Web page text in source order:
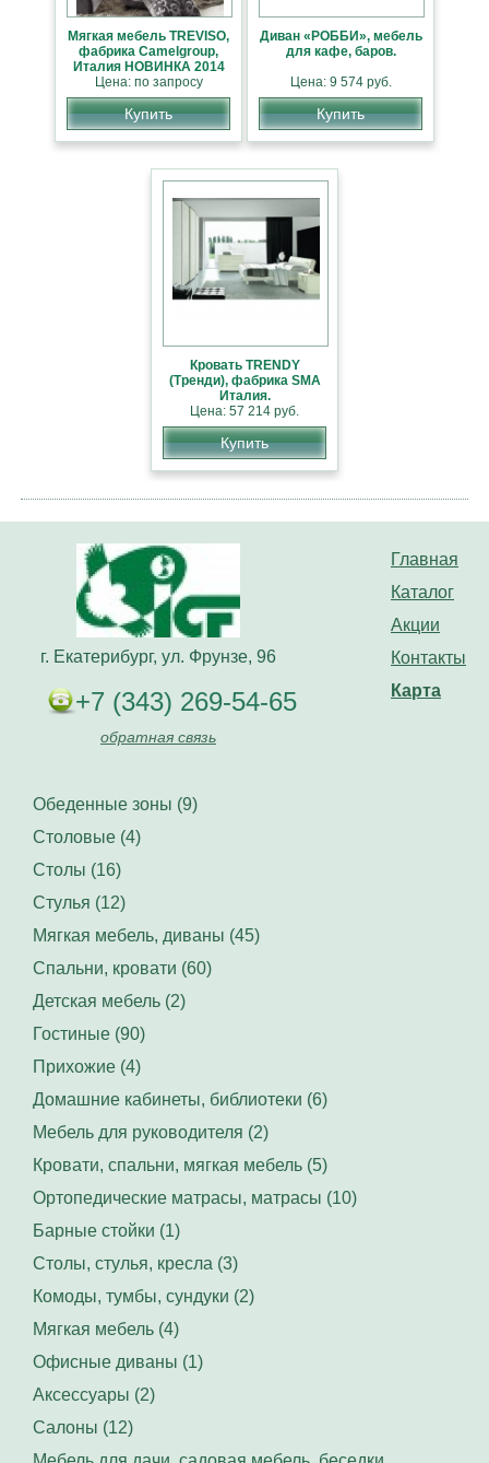
Мягкая мебель TREVISO,
фабрика Camelgroup,
Италия НОВИНКА 2014
Цена: по запросу
Купить
Диван «РОББИ», мебель
для кафе, баров.
Цена: 9 574 руб.
Купить
Кровать TRENDY
(Тренди), фабрика SMA
Италия.
Цена: 57 214 руб.
Купить
Главная
Каталог
Акции
Контакты
Карта
г. Екатерибург, ул. Фрунзе, 96
+7 (343) 269-54-65
обратная связь
Обеденные зоны (9)
Столовые (4)
Столы (16)
Стулья (12)
Мягкая мебель, диваны (45)
Спальни, кровати (60)
Детская мебель (2)
Гостиные (90)
Прихожие (4)
Домашние кабинеты, библиотеки (6)
Мебель для руководителя (2)
Кровати, спальни, мягкая мебель (5)
Ортопедические матрасы, матрасы (10)
Барные стойки (1)
Столы, стулья, кресла (3)
Комоды, тумбы, сундуки (2)
Мягкая мебель (4)
Офисные диваны (1)
Аксессуары (2)
Салоны (12)